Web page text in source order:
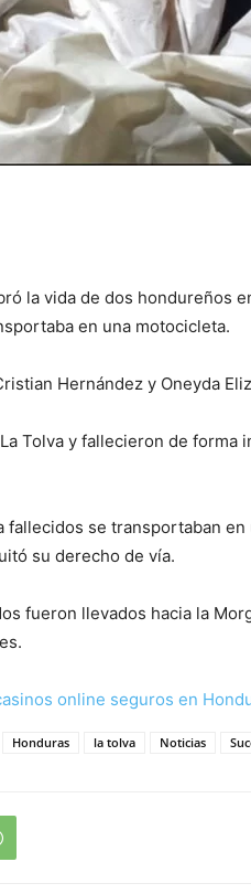
la vida de dos hondureños
en una motocicleta.
Hernández y Oneyda
Tolva y fallecieron de forma
se transportaban en
su derecho de vía.
fueron llevados hacia la
online seguros en
Honduras la tolva Noticias